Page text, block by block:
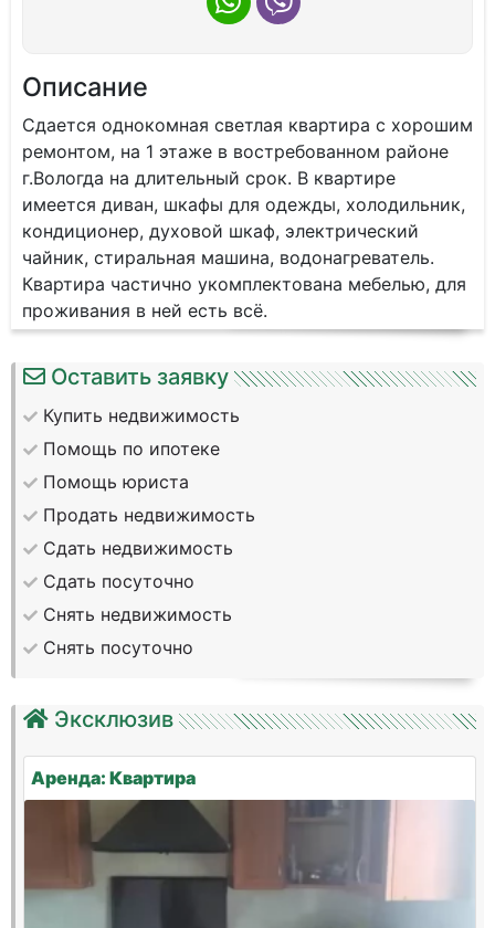
Описание
Сдается однокомная светлая квартира с хорошим
ремонтом, на 1 этаже в востребованном районе
г.Вологда на длительный срок. В квартире
имеется диван, шкафы для одежды, холодильник,
кондиционер, духовой шкаф, электрический
чайник, стиральная машина, водонагреватель.
Квартира частично укомплектована мебелью, для
проживания в ней есть всё.
Оставить заявку
Купить недвижимость
Помощь по ипотеке
Помощь юриста
Продать недвижимость
Сдать недвижимость
Сдать посуточно
Снять недвижимость
Снять посуточно
Эксклюзив
Аренда: Квартира